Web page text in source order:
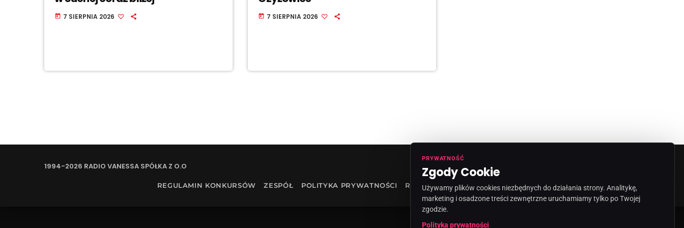
today 7 SIERPNIA 2026 today 7 SIERPNIA 2026
1994-2026 RADIO VANESSA SPÓŁKA Z O.O
REGULAMIN KONKURSÓW ZESPÓŁ POLITYKA PRYWATNOŚCI RODO INFORMACJA O NADAWCY KONTAKT
PRYWATNOŚĆ
Zgody Cookie
Używamy plików cookies niezbędnych do działania strony. Analitykę,
marketing i osadzone treści zewnętrzne uruchamiamy tylko po Twojej
zgodzie.
Polityka prywatności